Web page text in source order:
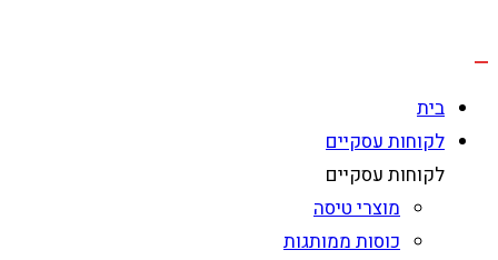
בית
לקוחות עסקיים
לקוחות עסקיים
מוצרי טיסה
כוסות ממותגות